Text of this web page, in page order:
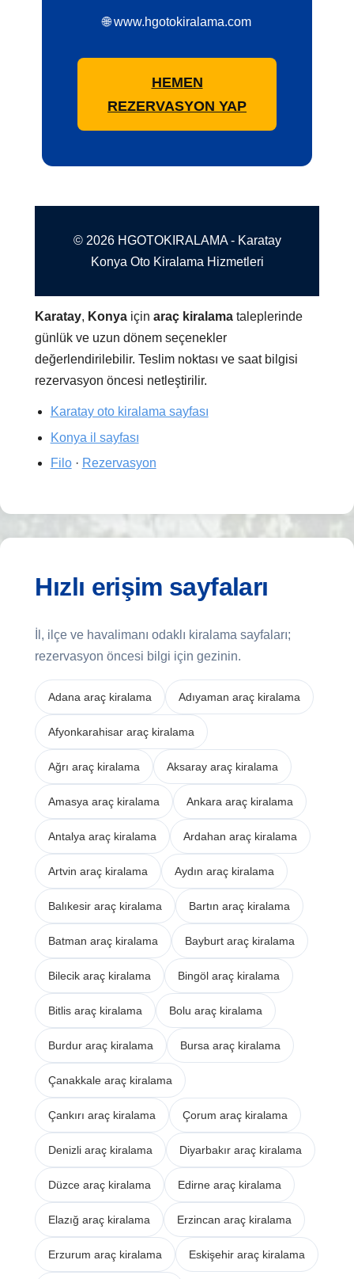
🌐 www.hgotokiralama.com
HEMEN
REZERVASYON YAP
© 2026 HGOTOKIRALAMA - Karatay
Konya Oto Kiralama Hizmetleri
Karatay, Konya içinaraç kiralama taleplerinde
günlük ve uzun dönem seçenekler
değerlendirilebilir. Teslim noktası ve saat bilgisi
rezervasyon öncesi netleştirilir.
Karatay oto kiralama sayfası
Konya il sayfası
Filo· Rezervasyon
Hızlı erişim sayfaları
İl, ilçe ve havalimanı odaklı kiralama sayfaları;
rezervasyon öncesi bilgi için gezinin.
Adana araç kiralama Adıyaman araç kiralama
Afyonkarahisar araç kiralama
Ağrı araç kiralama Aksaray araç kiralama
Amasya araç kiralama Ankara araç kiralama
Antalya araç kiralama Ardahan araç kiralama
Artvin araç kiralama Aydın araç kiralama
Balıkesir araç kiralama Bartın araç kiralama
Batman araç kiralama Bayburt araç kiralama
Bilecik araç kiralama Bingöl araç kiralama
Bitlis araç kiralama Bolu araç kiralama
Burdur araç kiralama Bursa araç kiralama
Çanakkale araç kiralama
Çankırı araç kiralama Çorum araç kiralama
Denizli araç kiralama Diyarbakır araç kiralama
Düzce araç kiralama Edirne araç kiralama
Elazığ araç kiralama Erzincan araç kiralama
Erzurum araç kiralama Eskişehir araç kiralama